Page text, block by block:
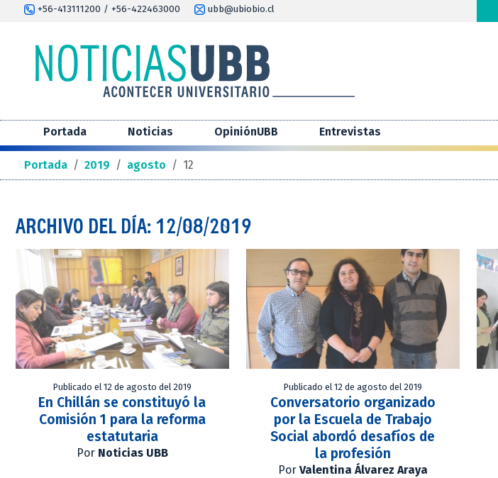
+56-413111200 / +56-422463000 ubb@ubiobio.cl
Portada Noticias OpiniónUBB Entrevistas
Portada / 2019 / agosto / 12
ARCHIVO DEL DÍA: 12/08/2019
Publicado el 12 de agosto del 2019
En Chillán se constituyó la
Comisión 1 para la reforma
estatutaria
Por Noticias UBB
Publicado el 12 de agosto del 2019
Conversatorio organizado
por la Escuela de Trabajo
Social abordó desafíos de
la profesión
Por Valentina Álvarez Araya